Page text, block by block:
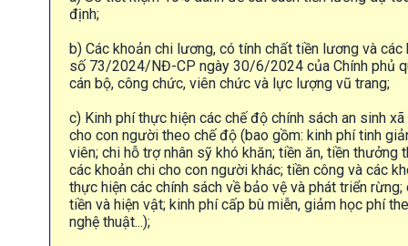
định;
b) Các khoản chi lương, có tính chất tiền lương và
số 73/2024/NĐ-CP ngày 30/6/2024 của Chính phủ
cán bộ, công chức, viên chức và lực lượng vũ trang;
c) Kinh phí thực hiện các chế độ chính sách an sinh
cho con người theo chế độ (bao gồm: kinh phí tinh
viên; chi hỗ trợ nhân sỹ khó khăn; tiền ăn, tiền
các khoản chi cho con người khác; tiền công và các
thực hiện các chính sách về bảo vệ và phát triển
tiền và hiện vật; kinh phí cấp bù miễn, giảm học phí
nghệ thuật...);